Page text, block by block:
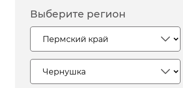
Выберите регион